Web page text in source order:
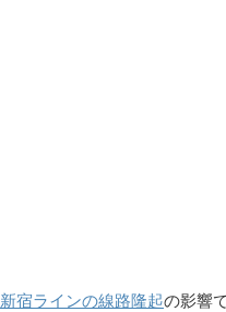
宿ラインの線路隆起の影響